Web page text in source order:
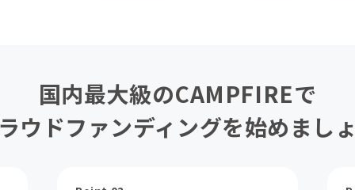
国内最大級のCAMPFIREで
ウドファンディングを始めまし